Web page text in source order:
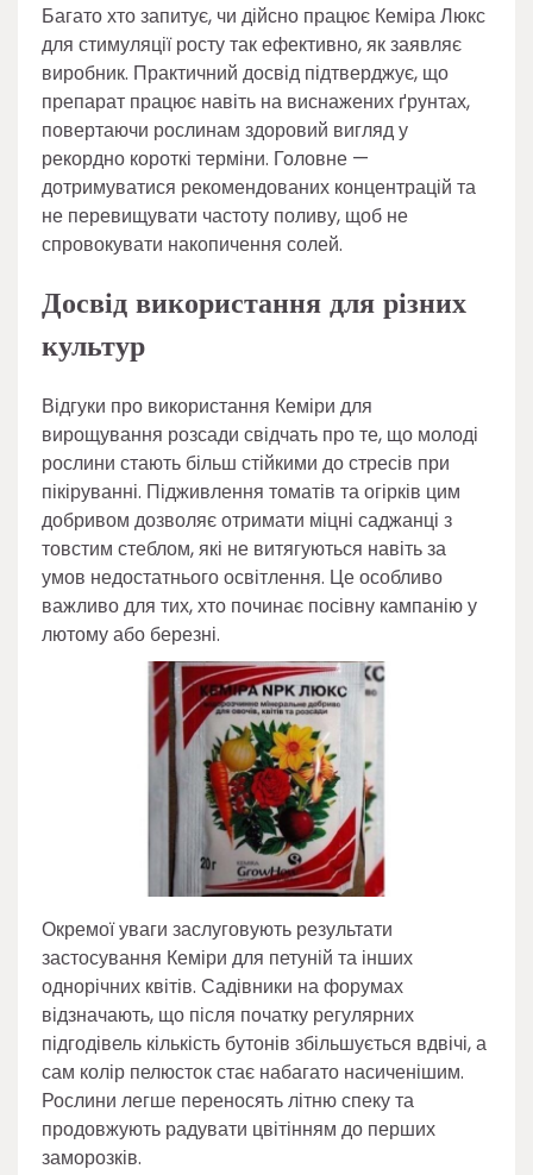
Багато хто запитує, чи дійсно працює Кеміра Люкс
для стимуляції росту так ефективно, як заявляє
виробник. Практичний досвід підтверджує, що
препарат працює навіть на виснажених ґрунтах,
повертаючи рослинам здоровий вигляд у
рекордно короткі терміни. Головне —
дотримуватися рекомендованих концентрацій та
не перевищувати частоту поливу, щоб не
спровокувати накопичення солей.
Досвід використання для різних
культур
Відгуки про використання Кеміри для
вирощування розсади свідчать про те, що молоді
рослини стають більш стійкими до стресів при
пікіруванні. Підживлення томатів та огірків цим
добривом дозволяє отримати міцні саджанці з
товстим стеблом, які не витягуються навіть за
умов недостатнього освітлення. Це особливо
важливо для тих, хто починає посівну кампанію у
лютому або березні.
Окремої уваги заслуговують результати
застосування Кеміри для петуній та інших
однорічних квітів. Садівники на форумах
відзначають, що після початку регулярних
підгодівель кількість бутонів збільшується вдвічі, а
сам колір пелюсток стає набагато насиченішим.
Рослини легше переносять літню спеку та
продовжують радувати цвітінням до перших
заморозків.